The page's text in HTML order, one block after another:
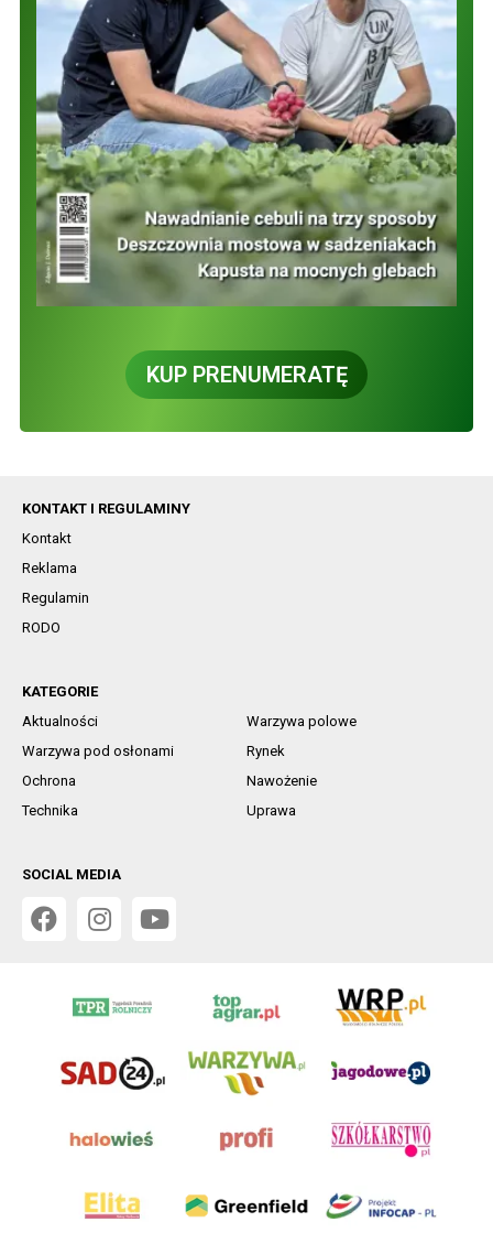
KUP PRENUMERATĘ
KONTAKT I REGULAMINY
Kontakt
Reklama
Regulamin
RODO
KATEGORIE
Aktualności
Warzywa polowe
Warzywa pod osłonami
Rynek
Ochrona
Nawożenie
Technika
Uprawa
SOCIAL MEDIA